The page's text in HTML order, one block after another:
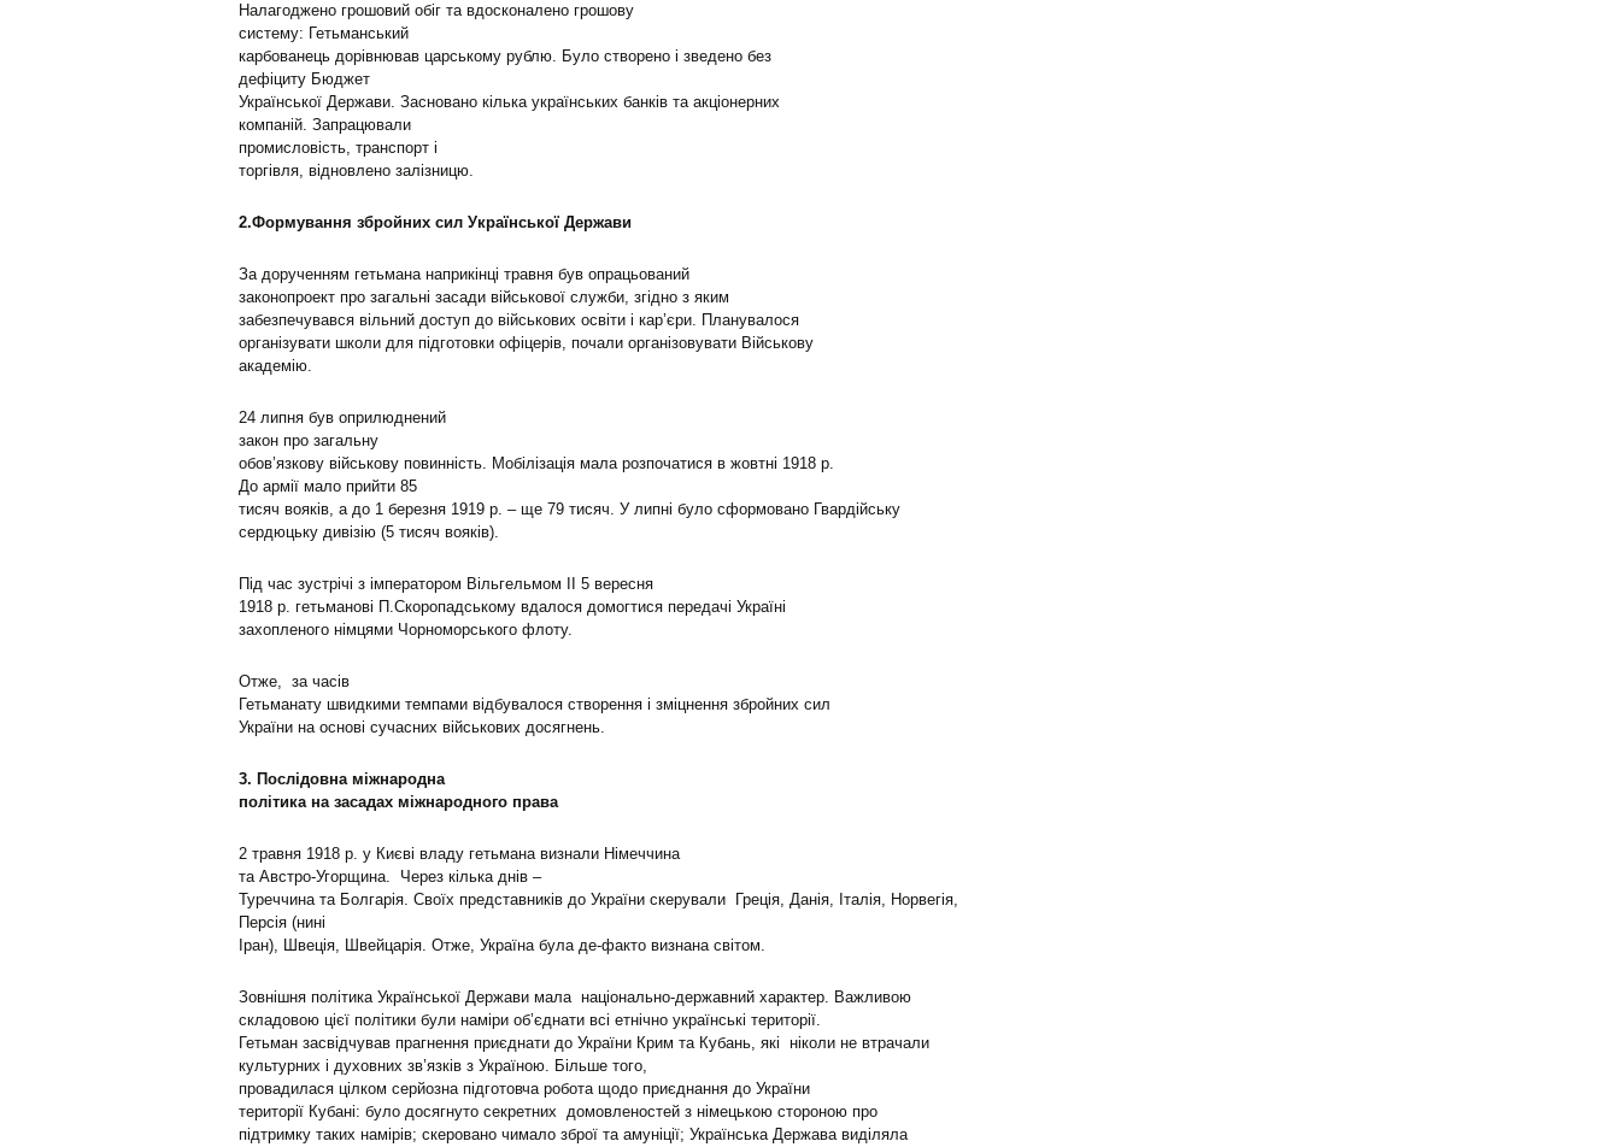
Налагоджено грошовий обіг та вдосконалено грошову
систему: Гетьманський
карбованець дорівнював царському рублю. Було створено і зведено без
дефіциту Бюджет
Української Держави. Засновано кілька українських банків та акціонерних
компаній. Запрацювали
промисловість, транспорт і
торгівля, відновлено залізницю.
2.Формування збройних сил Української Держави
За дорученням гетьмана наприкінці травня був опрацьований
законопроект про загальні засади військової служби, згідно з яким
забезпечувався вільний доступ до військових освіти і кар’єри. Планувалося
організувати школи для підготовки офіцерів, почали організовувати Військову
академію.
24 липня був оприлюднений
закон про загальну
обов’язкову військову повинність. Мобілізація мала розпочатися в жовтні 1918 р.
До армії мало прийти 85
тисяч вояків, а до 1 березня 1919 р. – ще 79 тисяч. У липні було сформовано Гвардійську
сердюцьку дивізію (5 тисяч вояків).
Під час зустрічі з імператором Вільгельмом ІІ 5 вересня
1918 р. гетьманові П.Скоропадському вдалося домогтися передачі Україні
захопленого німцями Чорноморського флоту.
Отже, за часів
Гетьманату швидкими темпами відбувалося створення і зміцнення збройних сил
України на основі сучасних військових досягнень.
3. Послідовна міжнародна
політика на засадах міжнародного права
2 травня 1918 р. у Києві владу гетьмана визнали Німеччина
та Австро-Угорщина. Через кілька днів –
Туреччина та Болгарія. Своїх представників до України скерували Греція, Данія, Італія, Норвегія,
Персія (нині
Іран), Швеція, Швейцарія. Отже, Україна була де-факто визнана світом.
Зовнішня політика Української Держави мала національно-державний характер. Важливою
складовою цієї політики були наміри об’єднати всі етнічно українські території.
Гетьман засвідчував прагнення приєднати до України Крим та Кубань, які ніколи не втрачали
культурних і духовних зв’язків з Україною. Більше того,
провадилася цілком серйозна підготовча робота щодо приєднання до України
території Кубані: було досягнуто секретних домовленостей з німецькою стороною про
підтримку таких намірів; скеровано чимало зброї та амуніції; Українська Держава виділяла